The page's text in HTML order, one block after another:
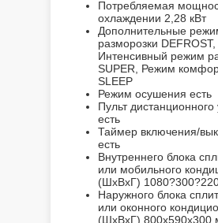
Потребляемая
охлаждении 2,28 кВт
Дополнительные
разморозки DEFROST,
Интенсивный режим
SUPER, Режим
SLEEP
Режим осушения есть
Пульт
есть
Таймер включения/
есть
Внутреннего блока
или мобильного
(ШxВxГ)
Наружного блока
или оконного
(ШxВxГ) 800x590x300